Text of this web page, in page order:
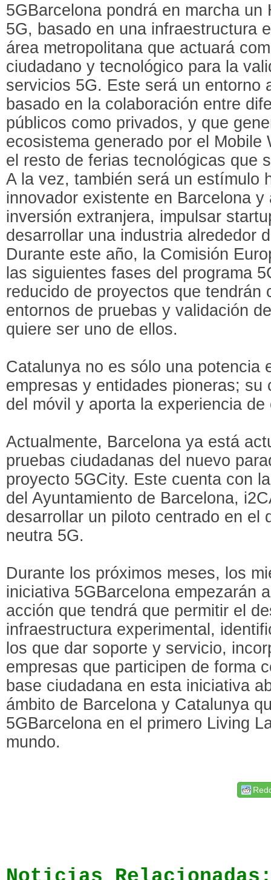
5GBarcelona pondrá en marcha un
5G, basado en una infraestructura
área metropolitana que actuará
ciudadano y tecnológico para la
servicios 5G. Este será un entorno
basado en la colaboración entre
públicos como privados, y que
ecosistema generado por el Mobile
el resto de ferias tecnológicas que
A la vez, también será un estímulo
innovador existente en Barcelona
inversión extranjera, impulsar
desarrollar una industria alrededor
Durante este año, la Comisión
las siguientes fases del programa
reducido de proyectos que tendrán
entornos de pruebas y validación
quiere ser uno de ellos.
Catalunya no es sólo una potencia
empresas y entidades pioneras; su
del móvil y aporta la experiencia
Actualmente, Barcelona ya está
pruebas ciudadanas del nuevo
proyecto 5GCity. Este cuenta con
del Ayuntamiento de Barcelona,
desarrollar un piloto centrado en el
neutra 5G.
Durante los próximos meses, los
iniciativa 5GBarcelona empezarán
acción que tendrá que permitir el
infraestructura experimental,
los que dar soporte y servicio,
empresas que participen de forma
base ciudadana en esta iniciativa
ámbito de Barcelona y Catalunya
5GBarcelona en el primero Living
mundo.